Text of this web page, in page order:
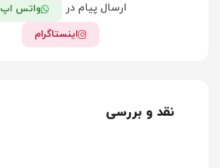
ارسال پیام در
واتس اپ
اینستاگرام
نقد و بررسی